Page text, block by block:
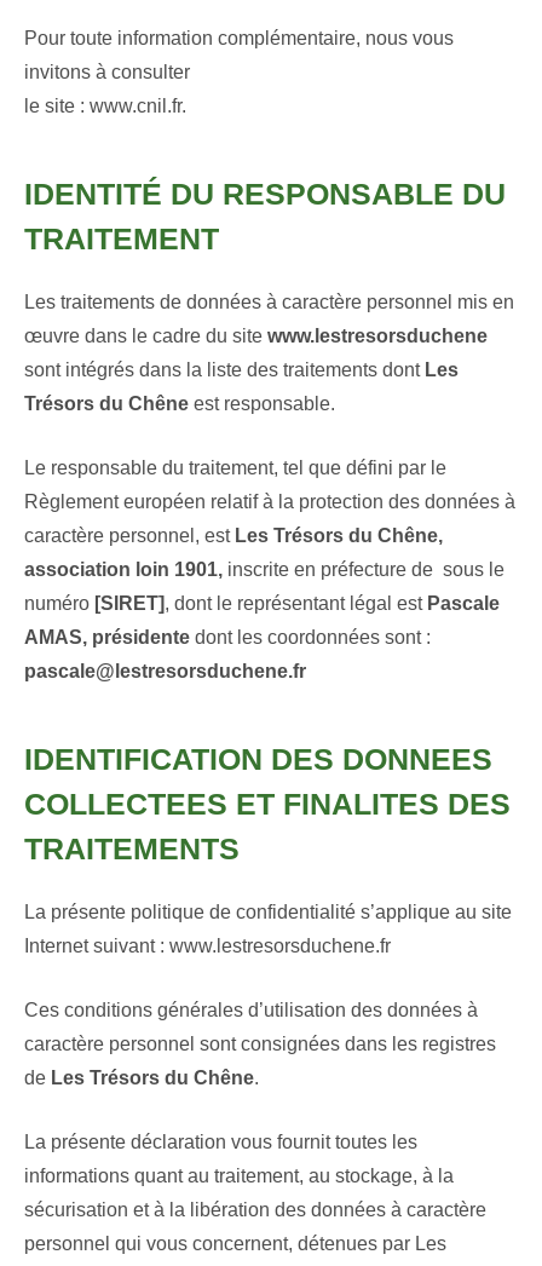
Pour toute information complémentaire, nous vous
invitons à consulter
le site : www.cnil.fr.
IDENTITÉ DU RESPONSABLE DU
TRAITEMENT
Les traitements de données à caractère personnel mis en
œuvre dans le cadre du site www.lestresorsduchene
sont intégrés dans la liste des traitements dont Les
Trésors du Chêne est responsable.
Le responsable du traitement, tel que défini par le
Règlement européen relatif à la protection des données à
caractère personnel, est Les Trésors du Chêne,
association loin 1901, inscrite en préfecture de sous le
numéro [SIRET], dont le représentant légal est Pascale
AMAS, présidente dont les coordonnées sont :
pascale@lestresorsduchene.fr
IDENTIFICATION DES DONNEES
COLLECTEES ET FINALITES DES
TRAITEMENTS
La présente politique de confidentialité s’applique au site
Internet suivant : www.lestresorsduchene.fr
Ces conditions générales d’utilisation des données à
caractère personnel sont consignées dans les registres
de Les Trésors du Chêne.
La présente déclaration vous fournit toutes les
informations quant au traitement, au stockage, à la
sécurisation et à la libération des données à caractère
personnel qui vous concernent, détenues par Les